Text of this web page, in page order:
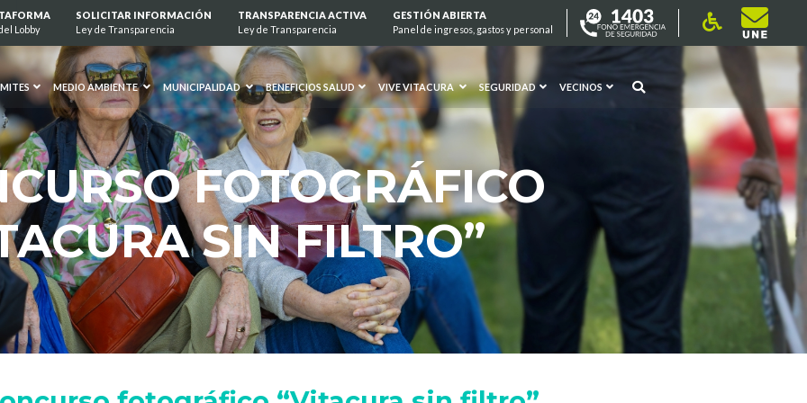
Lobby
SOLICITAR INFORMACIÓN
Ley de Transparencia
TRANSPARENCIA ACTIVA
Ley de Transparencia
GESTIÓN ABIERTA
Panel de ingresos, gastos y personal
MEDIO AMBIENTE MUNICIPALIDAD BENEFICIOS SALUD VIVE VITACURA SEGURIDAD VECINOS
FOTOGRÁFICO
SIN FILTRO”